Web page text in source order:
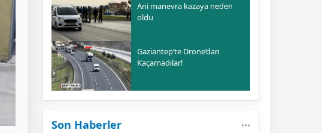
Ani manevra kazaya neden
oldu
Gaziantep’te Drone’dan
Kaçamadılar!
Son Haberler